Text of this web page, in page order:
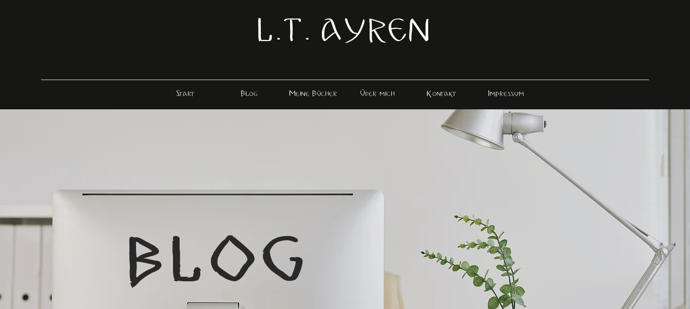
L.T. AYREN
Start Blog Meine Bücher Über mich Kontakt Impressum
BLOG